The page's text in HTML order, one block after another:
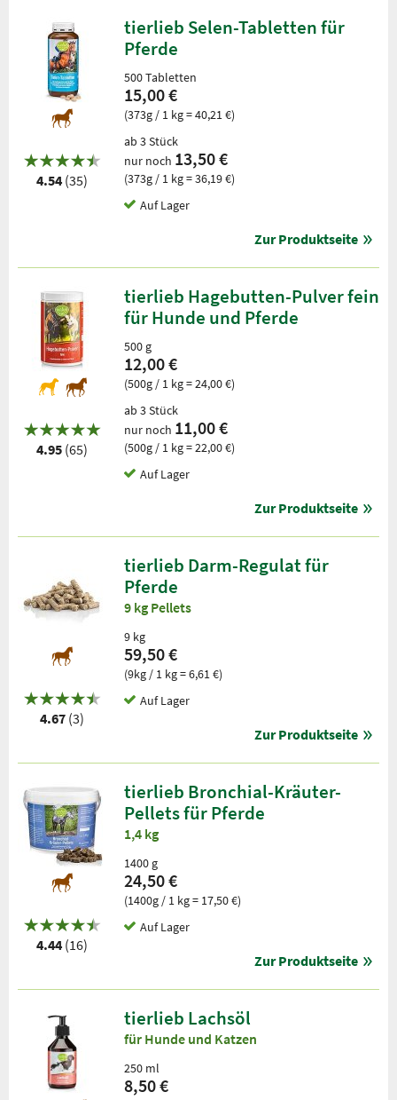
4.54 (35)
tierlieb Selen-Tabletten für
Pferde
500 Tabletten
15,00 €
(373g / 1 kg = 40,21 €)
ab 3 Stück
nur noch 13,50 €
(373g / 1 kg = 36,19 €)
Auf Lager
Zur Produktseite
4.95 (65)
tierlieb Hagebutten-Pulver fein
für Hunde und Pferde
500 g
12,00 €
(500g / 1 kg = 24,00 €)
ab 3 Stück
nur noch 11,00 €
(500g / 1 kg = 22,00 €)
Auf Lager
Zur Produktseite
4.67 (3)
tierlieb Darm-Regulat für
Pferde
9 kg Pellets
9 kg
59,50 €
(9kg / 1 kg = 6,61 €)
Auf Lager
Zur Produktseite
4.44 (16)
tierlieb Bronchial-Kräuter-
Pellets für Pferde
1,4 kg
1400 g
24,50 €
(1400g / 1 kg = 17,50 €)
Auf Lager
Zur Produktseite
tierlieb Lachsöl
für Hunde und Katzen
250 ml
8,50 €